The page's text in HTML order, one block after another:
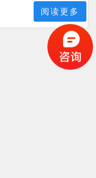
阅读更多